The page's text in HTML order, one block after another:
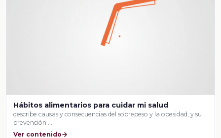
Hábitos alimentarios para cuidar mi salud
describe causas y consecuencias del sobrepeso y la obesidad, y su
prevención …
Ver contenido